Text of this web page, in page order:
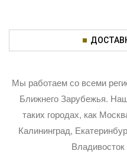
Мы работаем со всеми
Ближнего Зарубежья.
таких городах, как
Калининград,
Владивосток